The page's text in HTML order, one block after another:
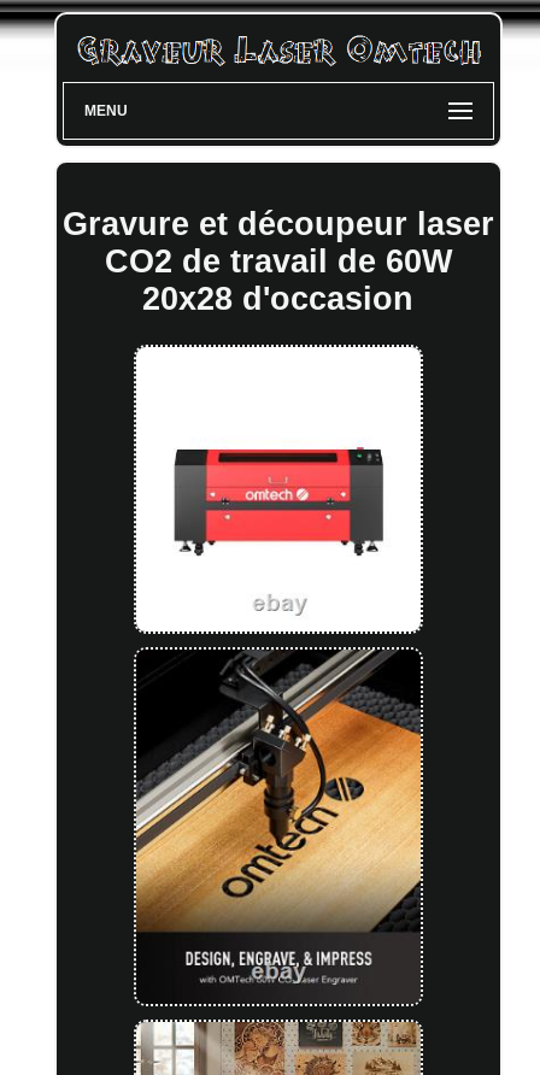
MENU
Gravure et découpeur laser
CO2 de travail de 60W
20x28 d'occasion